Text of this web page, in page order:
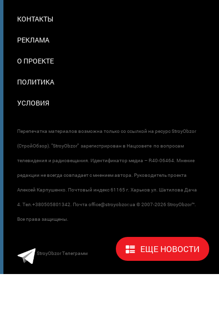
ЕЩЕ НОВОСТИ
В
КОНТАКТЫ
РЕКЛАМА
О ПРОЕКТЕ
ПОЛИТИКА
УСЛОВИЯ
Перепечатка материалов возможна только со ссылкой на ресурс StroyObzor
(СтройОбзор). "StroyObzor" зарегистрирован в Нацсовете по вопросам
телевидения и радиовещания. Идентификатор медиа – R40-06464. Мнение
редакции не всегда совпадает с мнением автора. Руководитель проекта
Алексей Карпушенко. Почтовый индекс 61165 г. Харьков ул. Шатилова Дача
4. Тел.+380505801342. Почта office@stroyobzor.ua © 2007-2026 StroyObzor™.
Все права защищены.
StroyObzor Телеграмм